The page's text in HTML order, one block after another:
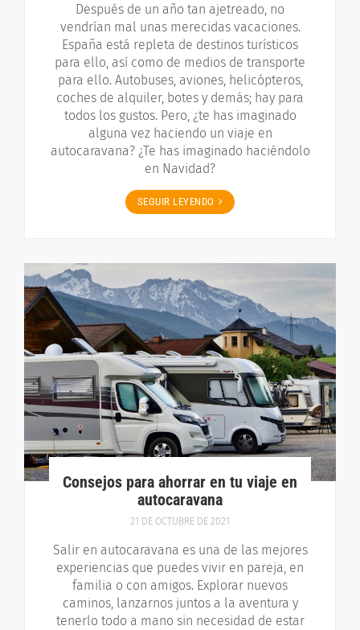
Después de un año tan ajetreado, no
vendrían mal unas merecidas vacaciones.
España está repleta de destinos turísticos
para ello, así como de medios de transporte
para ello. Autobuses, aviones, helicópteros,
coches de alquiler, botes y demás; hay para
todos los gustos. Pero, ¿te has imaginado
alguna vez haciendo un viaje en
autocaravana? ¿Te has imaginado haciéndolo
en Navidad?
SEGUIR LEYENDO
Consejos para ahorrar en tu viaje en
autocaravana
21 DE OCTUBRE DE 2021
Salir en autocaravana es una de las mejores
experiencias que puedes vivir en pareja, en
familia o con amigos. Explorar nuevos
caminos, lanzarnos juntos a la aventura y
tenerlo todo a mano sin necesidad de estar